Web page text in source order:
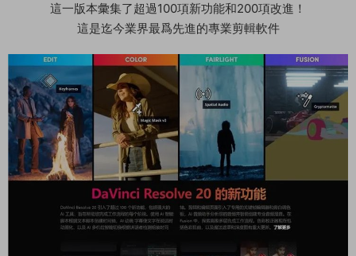
這一版本彙集了超過100項新功能和200項改進！
這是迄今業界最爲先進的專業剪輯軟件